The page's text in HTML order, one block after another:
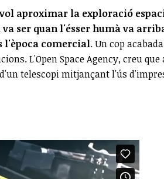
vol aproximar la exploració
va ser quan l'ésser humà va
l'època comercial. Un cop
L'Open Space Agency, creu que
telescopi mitjançant l'ús